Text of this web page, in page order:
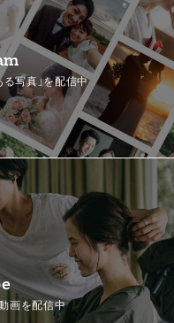
写真」を配信中
画を配信中